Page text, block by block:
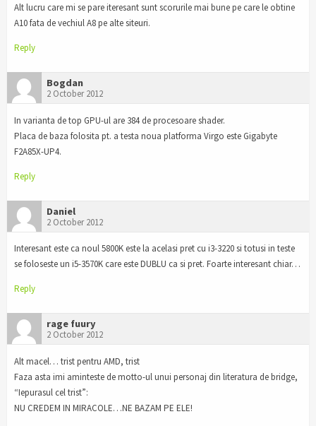
Alt lucru care mi se pare iteresant sunt scorurile mai bune pe care le obtine
A10 fata de vechiul A8 pe alte siteuri.
Reply
Bogdan
2 October 2012
In varianta de top GPU-ul are 384 de procesoare shader.
Placa de baza folosita pt. a testa noua platforma Virgo este Gigabyte
F2A85X-UP4.
Reply
Daniel
2 October 2012
Interesant este ca noul 5800K este la acelasi pret cu i3-3220 si totusi in teste
se foloseste un i5-3570K care este DUBLU ca si pret. Foarte interesant chiar…
Reply
rage fuury
2 October 2012
Alt macel… trist pentru AMD, trist
Faza asta imi aminteste de motto-ul unui personaj din literatura de bridge,
“Iepurasul cel trist”:
NU CREDEM IN MIRACOLE…NE BAZAM PE ELE!